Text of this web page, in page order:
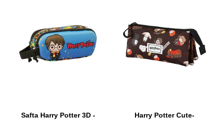
Safta Harry Potter 3D -
Harry Potter Cute-